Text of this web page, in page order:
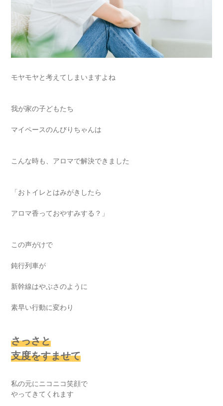
モヤモヤと考えてしまいますよね
我が家の子どもたち
マイペースのんびりちゃんは
こんな時も、アロマで解決できました
「おトイレとはみがきしたら
アロマ香っておやすみする？」
この声がけで
鈍行列車が
新幹線はやぶさのように
素早い行動に変わり
さっさと
支度をすませて
私の元にニコニコ笑顔で
やってきてくれます